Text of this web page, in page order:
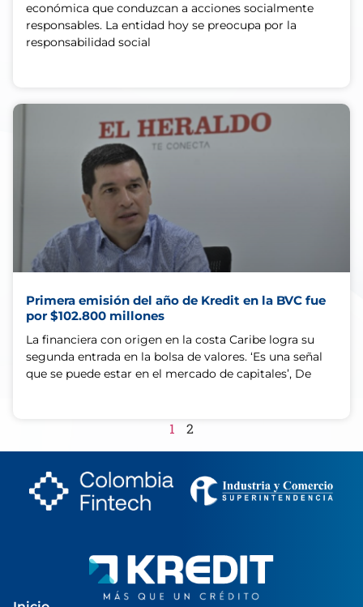
económica que conduzcan a acciones socialmente
responsables. La entidad hoy se preocupa por la
responsabilidad social
Primera emisión del año de Kredit en la BVC fue
por $102.800 millones
La financiera con origen en la costa Caribe logra su
segunda entrada en la bolsa de valores. ‘Es una señal
que se puede estar en el mercado de capitales’, De
1 2